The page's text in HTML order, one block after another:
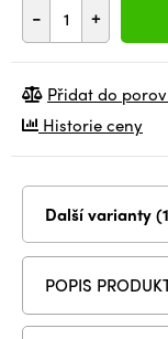
- +
Přidat do
Historie ceny
Další
POPIS